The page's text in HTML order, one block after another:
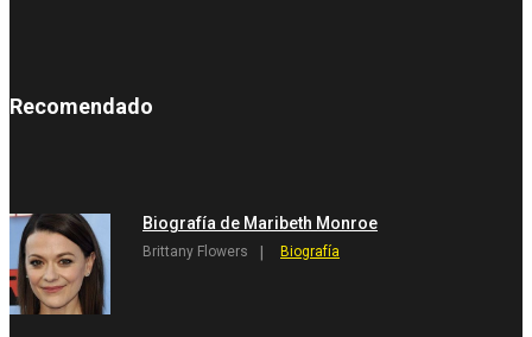
Recomendado
Biografía de Maribeth Monroe
Brittany Flowers Biografía